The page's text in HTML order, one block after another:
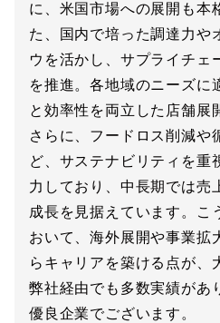
に、米国市場への展開も本
た、国内で培った調達力や
ウを活かし、サプライチェ
を推進。各地域のニーズに
と効率性を両立した店舗展
さらに、フードロス削減や
ど、サステナビリティを重
力しており、中長期では売
成長を見据えています。こ
おいて、海外展開や事業拡
らキャリアを築ける点が、
弊社経由でも多数実績があ
優良企業でございます。